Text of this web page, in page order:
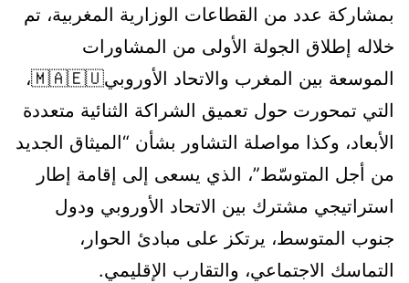
بمشاركة عدد من القطاعات الوزارية المغربية، تم
خلاله إطلاق الجولة الأولى من المشاورات
الموسعة بين المغرب والاتحاد الأوروبي🇲🇦🇪🇺،
التي تمحورت حول تعميق الشراكة الثنائية متعددة
الأبعاد، وكذا مواصلة التشاور بشأن “الميثاق الجديد
من أجل المتوسّط”، الذي يسعى إلى إقامة إطار
استراتيجي مشترك بين الاتحاد الأوروبي ودول
جنوب المتوسط، يرتكز على مبادئ الحوار،
التماسك الاجتماعي، والتقارب الإقليمي.